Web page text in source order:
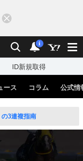
検索 通知
i
ID新規取得
ース コラム 公式情
の3連複指南